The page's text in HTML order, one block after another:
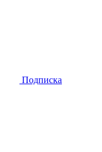
Подписка